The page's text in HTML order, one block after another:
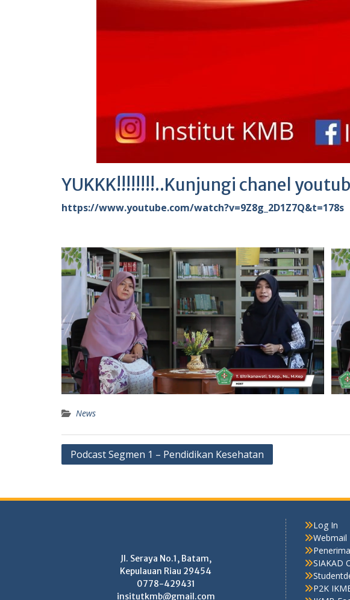
YUKKK!!!!!!!!..Kunjungi chanel
https://www.youtube.com/watch?v=9Z8g_2D1Z7Q&t=178s
News
Post
Podcast Segmen 1 – Pendidikan Kesehatan
Jl. Seraya No.1, Batam,
Kepulauan Riau 29454
0778-429431
insitutkmb@gmail.com
Log In
Webmail
SIAKAD
P2K